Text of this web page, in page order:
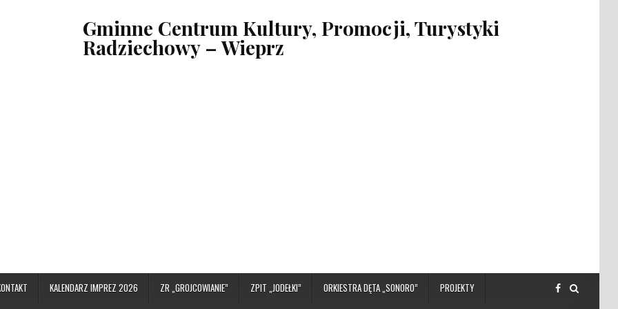
Gminne Centrum Kultury, Promocji, Turystyki
Radziechowy – Wieprz
KALENDARZ IMPREZ 2026 ZR „GROJCOWIANIE” ZPIT „JODEŁKI” ORKIESTRA DĘTA „SONORO” PROJEKTY